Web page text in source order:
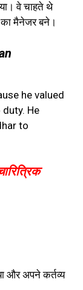
वे चाहते थे
का मैनेजर बने।
he valued
He
to
और अपने कर्तव्य